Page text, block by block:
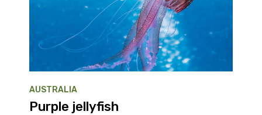
AUSTRALIA
Purple jellyfish